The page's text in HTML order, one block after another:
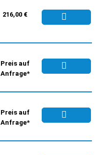
216,00 €
Preis auf
Anfrage*
Preis auf
Anfrage*